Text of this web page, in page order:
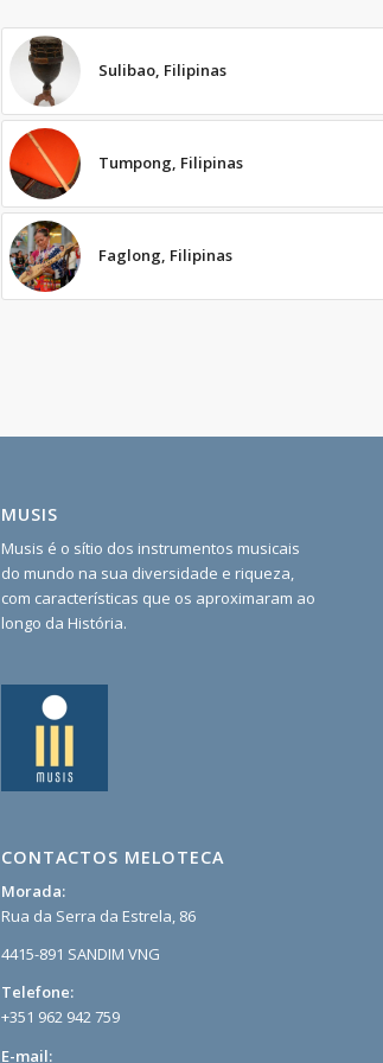
Sulibao, Filipinas
Tumpong, Filipinas
Faglong, Filipinas
MUSIS
Musis é o sítio dos instrumentos musicais
do mundo na sua diversidade e riqueza,
com características que os aproximaram ao
longo da História.
CONTACTOS MELOTECA
Morada:
Rua da Serra da Estrela, 86
4415-891 SANDIM VNG
Telefone:
+351 962 942 759
E-mail: